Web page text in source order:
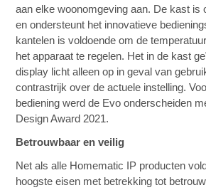
aan elke woonomgeving aan. De kast is
en ondersteunt het innovatieve
kantelen is voldoende om de
het apparaat te regelen. Het in de kast
display licht alleen op in geval van
contrastrijk over de actuele instelling.
bediening werd de Evo onderscheiden
Design Award 2021.
Betrouwbaar en veilig
Net als alle Homematic IP producten
hoogste eisen met betrekking tot